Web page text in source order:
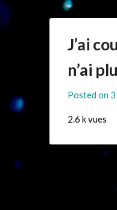
J’ai
n’ai
Posted on
2.6 k vues